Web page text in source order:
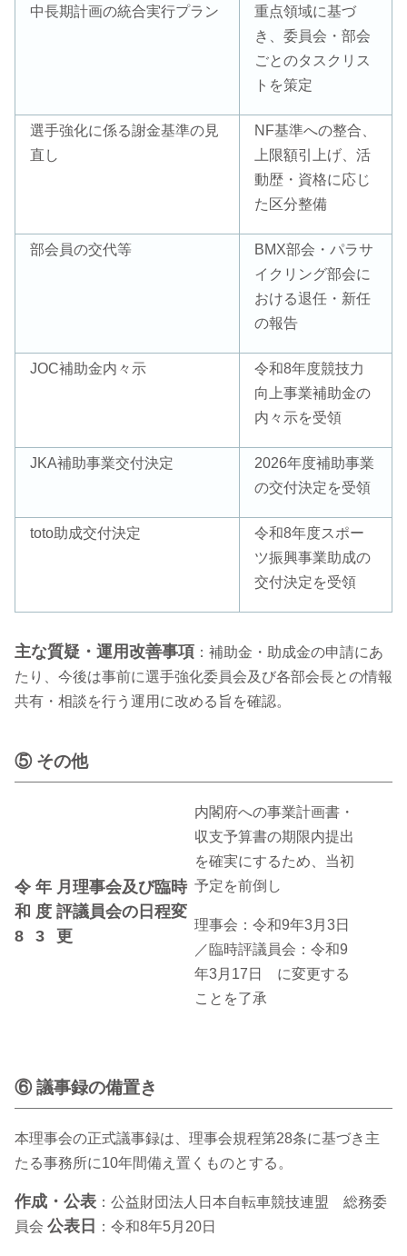
中長期計画の統合実行プラン
重点領域に基づ
き、委員会・部会
ごとのタスクリス
トを策定
選手強化に係る謝金基準の見
直し
NF基準への整合、
上限額引上げ、活
動歴・資格に応じ
た区分整備
部会員の交代等
BMX部会・パラサ
イクリング部会に
おける退任・新任
の報告
JOC補助金内々示
令和8年度競技力
向上事業補助金の
内々示を受領
JKA補助事業交付決定
2026年度補助事業
の交付決定を受領
toto助成交付決定
令和8年度スポー
ツ振興事業助成の
交付決定を受領
主な質疑・運用改善事項 ：補助金・助成金の申請にあ
たり、今後は事前に選手強化委員会及び各部会長との情報
共有・相談を行う運用に改める旨を確認。
⑤ その他
令
和
8
年
度
3
月理事会及び臨時
評議員会の日程変
更
内閣府への事業計画書・
収支予算書の期限内提出
を確実にするため、当初
予定を前倒し
理事会：令和9年3月3日
／臨時評議員会：令和9
年3月17日 に変更する
ことを了承
⑥ 議事録の備置き
本理事会の正式議事録は、理事会規程第28条に基づき主
たる事務所に10年間備え置くものとする。
作成・公表 ：公益財団法人日本自転車競技連盟 総務委
員会 公表日 ：令和8年5月20日